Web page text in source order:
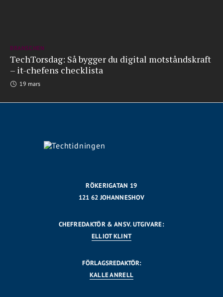
BRANSCHEN
TechTorsdag: Så bygger du digital motståndskraft
– it-chefens checklista
19 mars
RÖKERIGATAN 19
121 62 JOHANNESHOV
CHEFREDAKTÖR & ANSV. UTGIVARE:
ELLIOT KLINT
FÖRLAGSREDAKTÖR:
KALLE ANRELL